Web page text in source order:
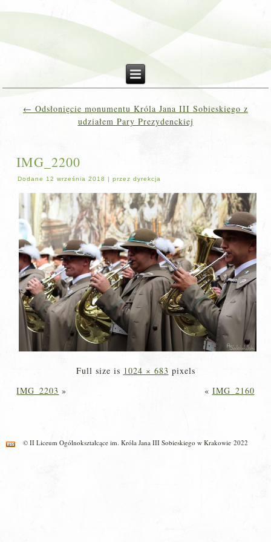
← Odsłonięcie monumentu Króla Jana III Sobieskiego z
udziałem Pary Prezydenckiej
IMG_2200
Dodane 12 września 2018 |przez dyrekcja
Full size is 1024 × 683 pixels
IMG_2203 » « IMG_2160
© II Liceum Ogólnokształcące im. Króla Jana III Sobieskiego w Krakowie 2022